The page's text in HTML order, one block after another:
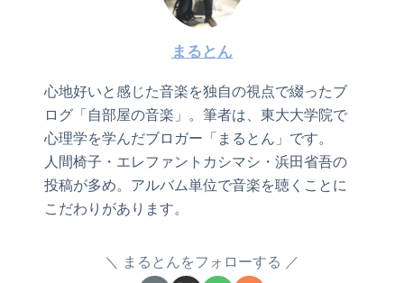
まるとん
心地好いと感じた音楽を独自の視点で綴ったブ
ログ「自部屋の音楽」。筆者は、東大大学院で
心理学を学んだブロガー「まるとん」です。
人間椅子・エレファントカシマシ・浜田省吾の
投稿が多め。アルバム単位で音楽を聴くことに
こだわりがあります。
まるとんをフォローする